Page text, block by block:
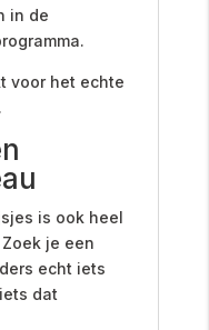
in de
voor het echte
is ook heel
je een
echt iets
dat